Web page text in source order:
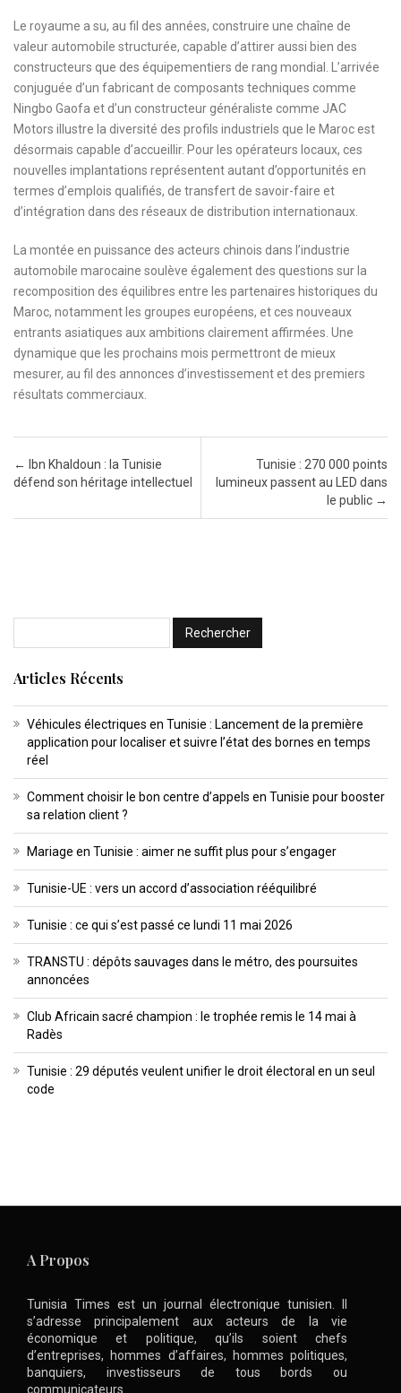
Le royaume a su, au fil des années, construire une chaîne de
valeur automobile structurée, capable d’attirer aussi bien des
constructeurs que des équipementiers de rang mondial. L’arrivée
conjuguée d’un fabricant de composants techniques comme
Ningbo Gaofa et d’un constructeur généraliste comme JAC
Motors illustre la diversité des profils industriels que le Maroc est
désormais capable d’accueillir. Pour les opérateurs locaux, ces
nouvelles implantations représentent autant d’opportunités en
termes d’emplois qualifiés, de transfert de savoir-faire et
d’intégration dans des réseaux de distribution internationaux.
La montée en puissance des acteurs chinois dans l’industrie
automobile marocaine soulève également des questions sur la
recomposition des équilibres entre les partenaires historiques du
Maroc, notamment les groupes européens, et ces nouveaux
entrants asiatiques aux ambitions clairement affirmées. Une
dynamique que les prochains mois permettront de mieux
mesurer, au fil des annonces d’investissement et des premiers
résultats commerciaux.
Post navigation
←
Ibn Khaldoun : la Tunisie
défend son héritage intellectuel
Tunisie : 270 000 points
lumineux passent au LED dans
le public →
Articles Récents
Véhicules électriques en Tunisie : Lancement de la première
application pour localiser et suivre l’état des bornes en temps
réel
Comment choisir le bon centre d’appels en Tunisie pour booster
sa relation client ?
Mariage en Tunisie : aimer ne suffit plus pour s’engager
Tunisie-UE : vers un accord d’association rééquilibré
Tunisie : ce qui s’est passé ce lundi 11 mai 2026
TRANSTU : dépôts sauvages dans le métro, des poursuites
annoncées
Club Africain sacré champion : le trophée remis le 14 mai à
Radès
Tunisie : 29 députés veulent unifier le droit électoral en un seul
code
A Propos
Tunisia Times est un journal électronique tunisien. Il
s’adresse principalement aux acteurs de la vie
économique et politique, qu’ils soient chefs
d’entreprises, hommes d’affaires, hommes politiques,
banquiers, investisseurs de tous bords ou
communicateurs .